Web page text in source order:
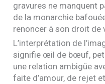
gravures ne manquent
de la monarchie
renoncer à son droit de
L’interprétation de
signifie œil de bœuf,
une relation ambigüe
faite d’amour, de rejet